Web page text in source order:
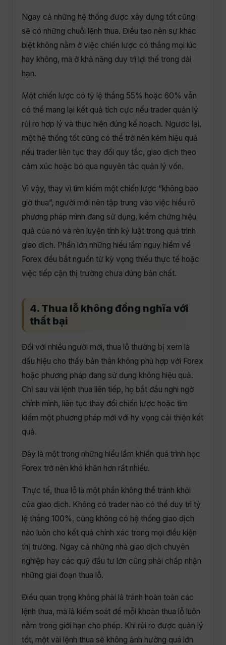
Ngay cả những hệ thống được xây dựng tốt cũng
sẽ có những chuỗi lệnh thua. Điều tạo nên sự khác
biệt không nằm ở việc chiến lược có thắng mọi lúc
hay không, mà ở khả năng duy trì lợi thế trong dài
hạn.
Một chiến lược có tỷ lệ thắng 55% hoặc 60% vẫn
có thể mang lại kết quả tích cực nếu trader quản lý
rủi ro hợp lý và thực hiện đúng kế hoạch. Ngược lại,
một hệ thống tốt cũng có thể trở nên kém hiệu quả
nếu trader liên tục thay đổi quy tắc, giao dịch theo
cảm xúc hoặc bỏ qua nguyên tắc quản lý vốn.
Vì vậy, thay vì tìm kiếm một chiến lược “không bao
giờ thua”, người mới nên tập trung vào việc hiểu rõ
phương pháp mình đang sử dụng, kiểm chứng hiệu
quả của nó và rèn luyện tính kỷ luật trong quá trình
giao dịch. Phần lớn những hiểu lầm nguy hiểm về
Forex đều bắt nguồn từ kỳ vọng thiếu thực tế hoặc
việc tiếp cận thị trường chưa đúng bản chất.
4. Thua lỗ không đồng nghĩa với
thất bại
Đối với nhiều người mới, thua lỗ thường bị xem là
dấu hiệu cho thấy bản thân không phù hợp với Forex
hoặc phương pháp đang sử dụng không hiệu quả.
Chỉ sau vài lệnh thua liên tiếp, họ bắt đầu nghi ngờ
chính mình, liên tục thay đổi chiến lược hoặc tìm
kiếm một phương pháp mới với hy vọng cải thiện kết
quả.
Đây là một trong những hiểu lầm khiến quá trình học
Forex trở nên khó khăn hơn rất nhiều.
Thực tế, thua lỗ là một phần không thể tránh khỏi
của giao dịch. Không có trader nào có thể duy trì tỷ
lệ thắng 100%, cũng không có hệ thống giao dịch
nào luôn cho kết quả chính xác trong mọi điều kiện
thị trường. Ngay cả những nhà giao dịch chuyên
nghiệp hay các quỹ đầu tư lớn cũng phải chấp nhận
những giai đoạn thua lỗ.
Điều quan trọng không phải là tránh hoàn toàn các
lệnh thua, mà là kiểm soát để mỗi khoản thua lỗ luôn
nằm trong giới hạn cho phép. Khi rủi ro được quản lý
tốt, một vài lệnh thua sẽ không ảnh hưởng quá lớn